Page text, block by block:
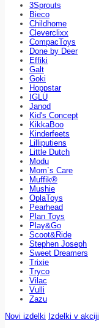
3Sprouts
Bieco
Childhome
Cleverclixx
CompacToys
Done by Deer
Effiki
Galt
Goki
Hoppstar
IGLU
Janod
Kid's Concept
KikkaBoo
Kinderfeets
Lilliputiens
Little Dutch
Modu
Mom`s Care
Muffik®
Mushie
OplaToys
Pearhead
Plan Toys
Play&Go
Scoot&Ride
Stephen Joseph
Sweet Dreamers
Trixie
Tryco
Vilac
Vulli
Zazu
Novi izdelki Izdelki v akciji